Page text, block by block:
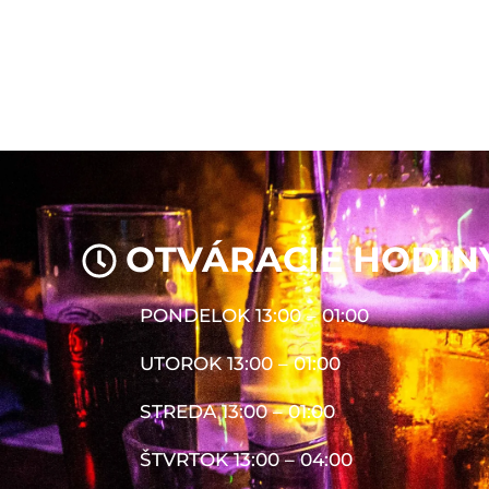
OTVÁRACIE
PONDELOK 13:00 – 01:00
UTOROK 13:00 – 01:00
STREDA 13:00 – 01:00
ŠTVRTOK 13:00 – 04:00